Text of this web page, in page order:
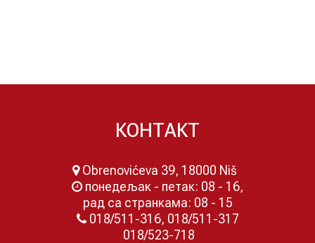
КОНТАКТ
Obrenovićeva 39, 18000 Niš
понедељак - петак: 08 - 16,
рад са странкама: 08 - 15
018/511-316, 018/511-317
018/523-718